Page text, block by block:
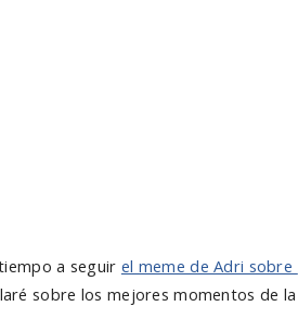
a seguir el meme de Adri sobre
sobre los mejores momentos de la